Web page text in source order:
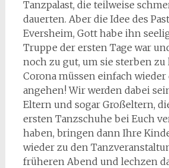
Tanzpalast, die teilweise
dauerten. Aber die Idee des
Eversheim, Gott habe ihn
Truppe der ersten Tage war
noch zu gut, um sie sterben zu
Corona müssen einfach
angehen! Wir werden dabei
Eltern und sogar Großeltern,
ersten Tanzschuhe bei Euch
haben, bringen dann Ihre
wieder zu den
früheren Abend und lechzen